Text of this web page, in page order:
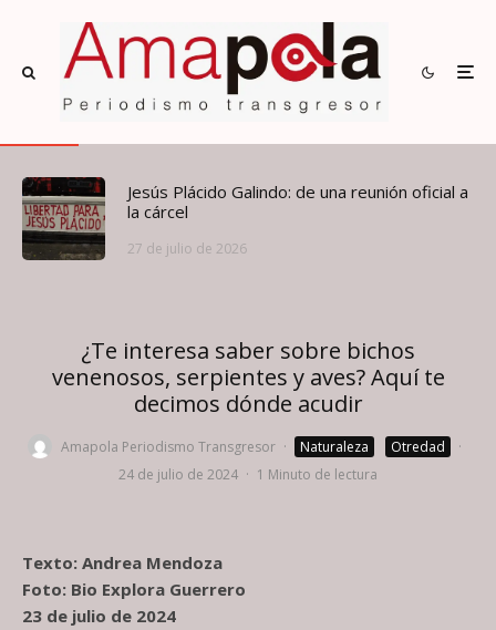
Jesús Plácido Galindo: de una reunión oficial a
la cárcel
27 de julio de 2026
¿Te interesa saber sobre bichos
venenosos, serpientes y aves? Aquí te
decimos dónde acudir
Amapola Periodismo Transgresor · Naturaleza Otredad
·
24 de julio de 2024 · 1 Minuto de lectura
Texto: Andrea Mendoza
Foto: Bio Explora Guerrero
23 de julio de 2024